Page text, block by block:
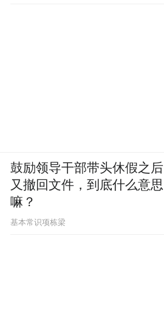
鼓励领导干部带头休假之后
又撤回文件，到底什么意思
嘛？
基本常识项栋梁